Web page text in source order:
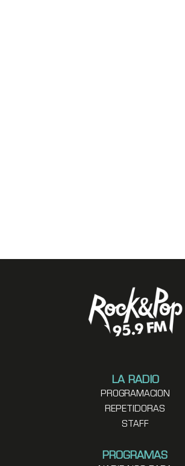
LA RADIO
PROGRAMACION
REPETIDORAS
STAFF
PROGRAMAS